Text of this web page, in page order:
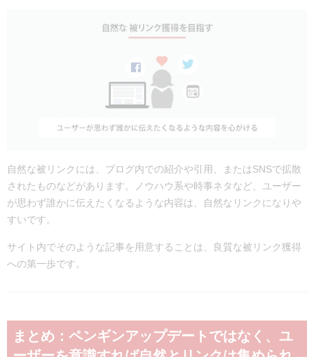
自然な被リンクには、ブログ内での紹介や引用、またはSNSで拡散
されたものなどがあります。ノウハウ系や時事ネタなど、ユーザー
が思わず誰かに伝えたくなるような内容は、自然なリンクになりや
すいです。
サイト内でそのような記事を用意することは、良質な被リンク獲得
への第一歩です。
まとめ：ペンギンアップデートではなく、ユ